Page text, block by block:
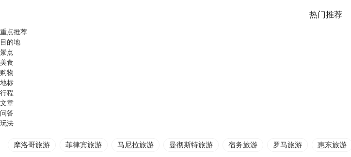
热门推荐
重点推荐
目的地
景点
美食
购物
地标
行程
文章
问答
玩法
摩洛哥旅游 菲律宾旅游 马尼拉旅游 曼彻斯特旅游 宿务旅游 罗马旅游 惠东旅游